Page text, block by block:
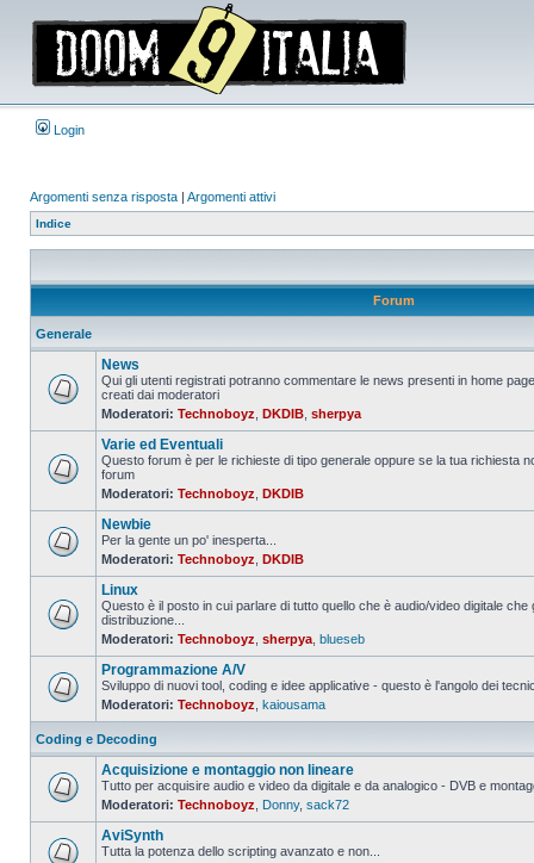
Login
Argomenti senza risposta | Argomenti attivi
Indice
Forum
Generale
Nessun
da
leggere
News
Qui gli utenti registrati potranno commentare le news presenti in home
creati dai moderatori
Moderatori: Technoboyz DKDIB sherpya
Nessun
da
leggere
Varie ed Eventuali
Questo forum è per le richieste di tipo generale oppure se la tua richiesta
forum
Moderatori: Technoboyz DKDIB
Nessun
messaggio
leggere
Newbie
Per la gente un po' inesperta...
Moderatori: Technoboyz DKDIB
Nessun
da
leggere
Linux
Questo è il posto in cui parlare di tutto quello che è audio/video digitale
distribuzione...
Moderatori: Technoboyz sherpya blueseb
Nessun
messaggio
da
leggere
Programmazione A/V
Sviluppo di nuovi tool, coding e idee applicative - questo è l'angolo dei
Moderatori: Technoboyz kaiousama
Coding e Decoding
Nessun
messaggio
da
leggere
Acquisizione e montaggio non lineare
Tutto per acquisire audio e video da digitale e da analogico - DVB e
Moderatori: Technoboyz Donny, sack72
AviSynth
Tutta la potenza dello scripting avanzato e non...